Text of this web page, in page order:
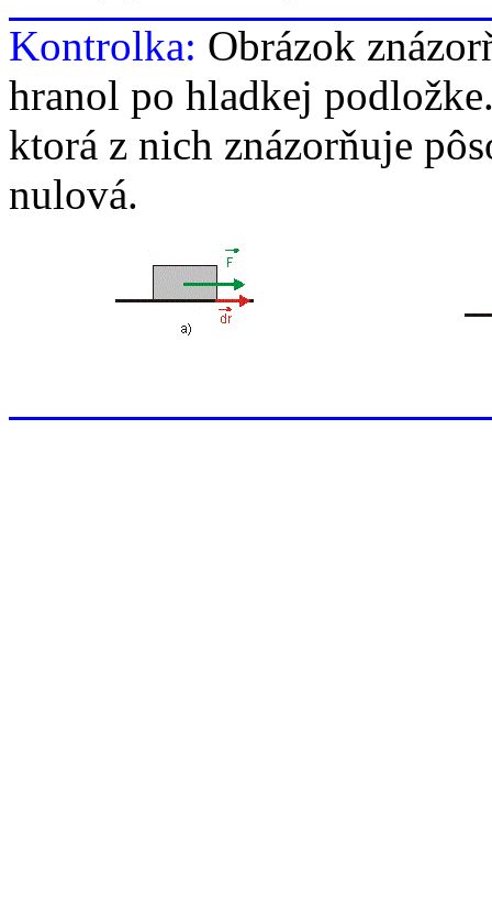
Kontrolka: Obrázok
hranol po hladkej
ktorá z nich znázorňuje
nulová.